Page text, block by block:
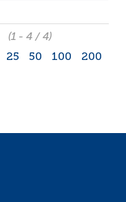
(1 - 4 / 4)
25 50 100 200